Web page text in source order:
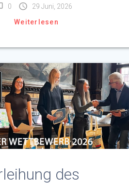
0
29 Juni, 2026
Weiterlesen
des